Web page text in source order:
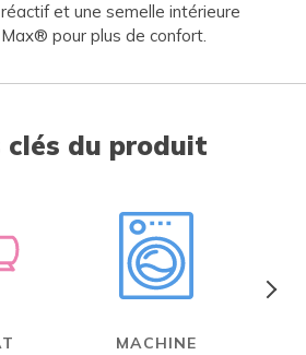
et une semelle intérieure
pour plus de confort.
clés du produit
MACHINE